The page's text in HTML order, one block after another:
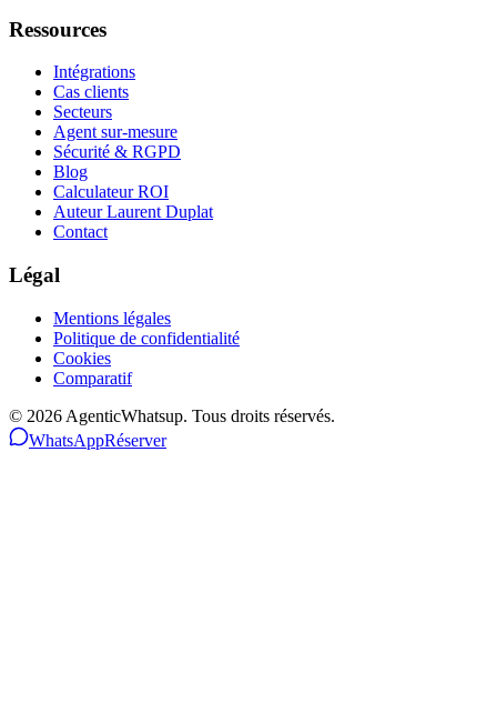
Ressources
Intégrations
Cas clients
Secteurs
Agent sur-mesure
Sécurité & RGPD
Blog
Calculateur ROI
Auteur Laurent Duplat
Contact
Légal
Mentions légales
Politique de confidentialité
Cookies
Comparatif
© 2026 AgenticWhatsup. Tous droits réservés.
WhatsAppRéserver